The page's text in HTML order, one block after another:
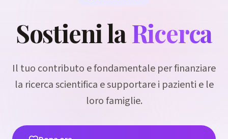
Sostieni laRicerca
Il tuo contributo e fondamentale per finanziare
la ricerca scientifica e supportare i pazienti e le
loro famiglie.